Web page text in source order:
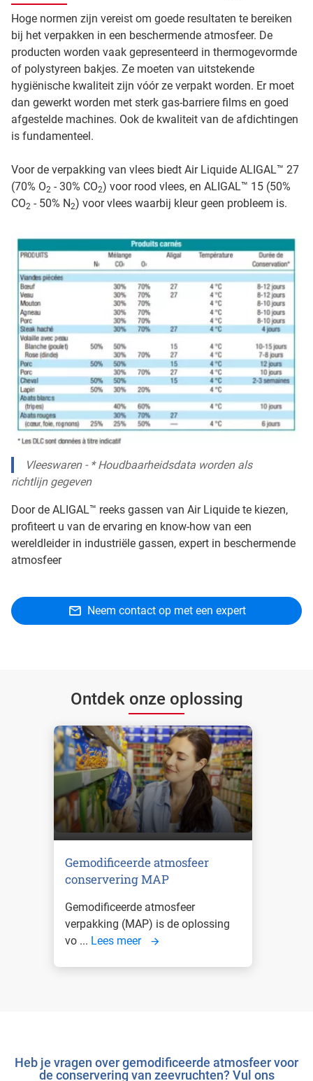
Hoge normen zijn vereist om goede resultaten te bereiken
bij het verpakken in een beschermende atmosfeer. De
producten worden vaak gepresenteerd in thermogevormde
of polystyreen bakjes. Ze moeten van uitstekende
hygiënische kwaliteit zijn vóór ze verpakt worden. Er moet
dan gewerkt worden met sterk gas-barriere films en goed
afgestelde machines. Ook de kwaliteit van de afdichtingen
is fundamenteel.
Voor de verpakking van vlees biedt Air Liquide ALIGAL™ 27
(70% O2 - 30% CO2) voor rood vlees, en ALIGAL™ 15 (50%
CO2 - 50% N2) voor vlees waarbij kleur geen probleem is.
Vleeswaren - * Houdbaarheidsdata worden als
richtlijn gegeven
Door de ALIGAL™ reeks gassen van Air Liquide te kiezen,
profiteert u van de ervaring en know-how van een
wereldleider in industriële gassen, expert in beschermende
atmosfeer
Neem contact op met een expert
Ontdek onze oplossing
Gemodificeerde atmosfeer
conservering MAP
Gemodificeerde atmosfeer
verpakking (MAP) is de oplossing
vo ... Lees meer
Heb je vragen over gemodificeerde atmosfeer voor
de conservering van zeevruchten? Vul ons